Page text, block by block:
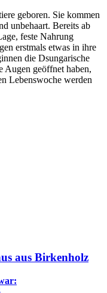
geboren. Sie kommen
unbehaart. Bereits ab
feste Nahrung
erstmals etwas in ihre
die Dsungarische
Augen geöffnet haben,
Lebenswoche werden
aus Birkenholz